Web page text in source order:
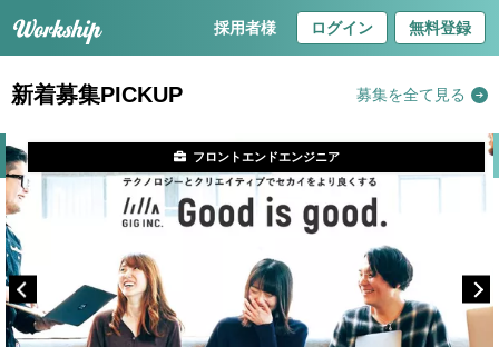
採用者様 ログイン 無料登録
新着募集PICKUP 募集を全て見る
フロントエンドエンジニア